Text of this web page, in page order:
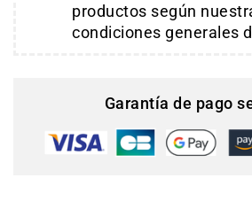
productos según
condiciones generales
Garantía de pago